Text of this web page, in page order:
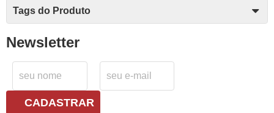
Tags do Produto
Newsletter
CADASTRAR